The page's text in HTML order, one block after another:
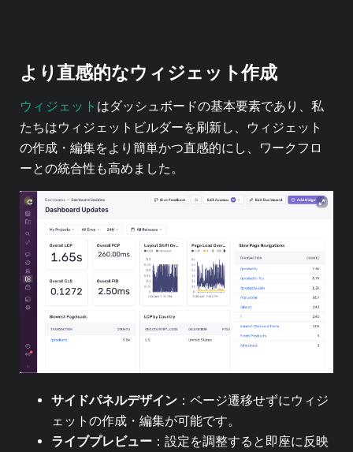
より直感的なウィジェット作成
ウィジェット はダッシュボードの基本要素であり、私
たちはウィジェットビルダーを刷新し、ウィジェット
の作成・編集をより簡単かつ直感的にし、ワークフロ
ーとの統合性も高めました。
サイドパネルデザイン ：ページ遷移せずにウィジ
ェットの作成・編集が可能です。
ライブプレビュー ：設定を調整すると即座に反映